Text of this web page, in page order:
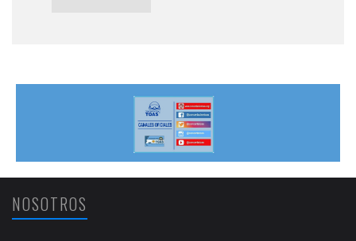
NOSOTROS